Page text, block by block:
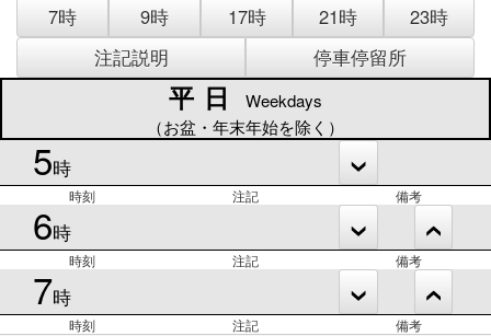
7時 9時 17時 21時
23時
注記説明
停車停留所
平日
Weekdays
（お盆・年末年始を除く）
5時
時刻 注記 備考
6時
時刻 注記 備考
7時
時刻 注記 備考